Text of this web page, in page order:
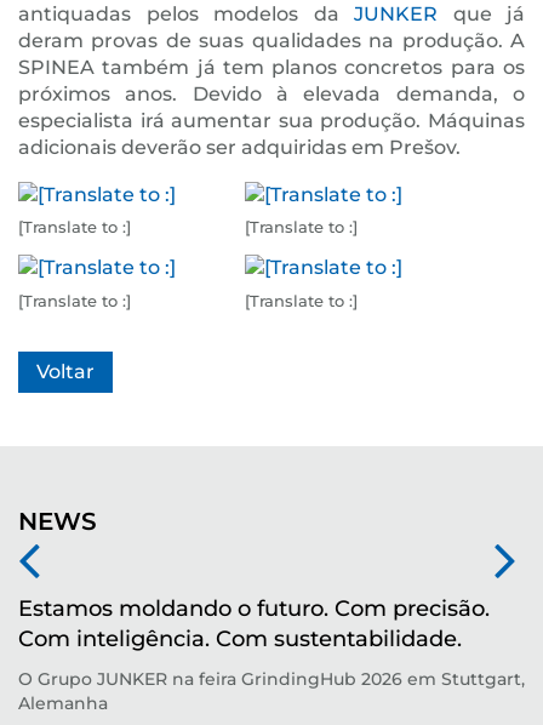
antiquadas pelos modelos da JUNKER que já
deram provas de suas qualidades na produção. A
SPINEA também já tem planos concretos para os
próximos anos. Devido à elevada demanda, o
especialista irá aumentar sua produção. Máquinas
adicionais deverão ser adquiridas em Prešov.
[Translate to :] [Translate to :]
[Translate to :] [Translate to :]
Voltar
NEWS
Estamos moldando o futuro. Com precisão.
Com inteligência. Com sustentabilidade.
O Grupo JUNKER na feira GrindingHub 2026 em Stuttgart,
Alemanha